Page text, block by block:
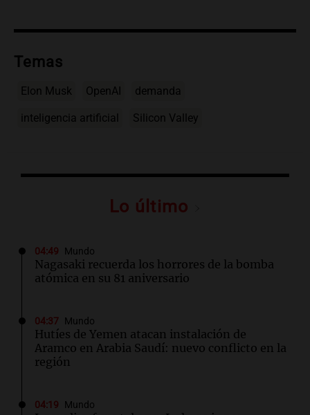
Temas
Elon Musk OpenAI demanda
inteligencia artificial Silicon Valley
Lo último
04:49 Mundo
Nagasaki recuerda los horrores de la bomba
atómica en su 81 aniversario
04:37 Mundo
Hutíes de Yemen atacan instalación de
Aramco en Arabia Saudí: nuevo conflicto en la
región
04:19 Mundo